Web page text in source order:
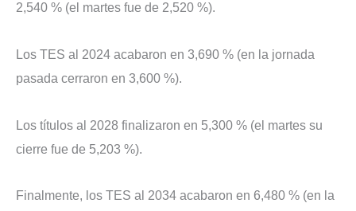
2,540 % (el martes fue de 2,520 %).
Los TES al 2024 acabaron en 3,690 % (en la jornada
pasada cerraron en 3,600 %).
Los títulos al 2028 finalizaron en 5,300 % (el martes su
cierre fue de 5,203 %).
Finalmente, los TES al 2034 acabaron en 6,480 % (en la